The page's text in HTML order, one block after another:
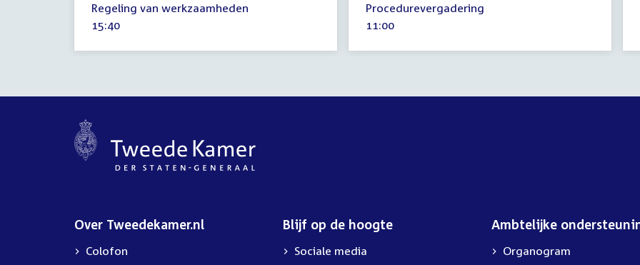
juli
2023
Regeling van werkzaamheden
Tijd
15:40
juli
2023
Procedurevergadering
Tijd
11:00
Over Tweedekamer.nl
Colofon
Blijf op de hoogte
Sociale media
Ambtelijke
Organogram